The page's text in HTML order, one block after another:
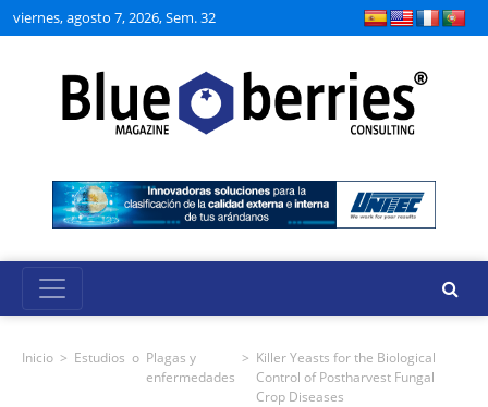
viernes, agosto 7, 2026, Sem. 32
Inicio > Estudios o Plagas y
enfermedades
> Killer Yeasts for the Biological
Control of Postharvest Fungal
Crop Diseases